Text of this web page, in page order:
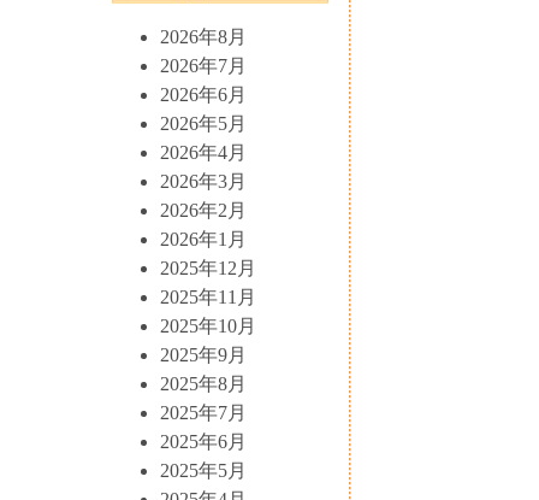
2026年8月
2026年7月
2026年6月
2026年5月
2026年4月
2026年3月
2026年2月
2026年1月
2025年12月
2025年11月
2025年10月
2025年9月
2025年8月
2025年7月
2025年6月
2025年5月